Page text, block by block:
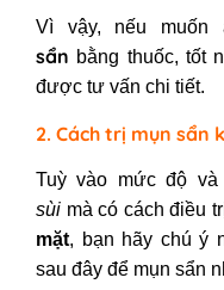
Vì vậy, nếu muốn
sẩn bằng thuốc, tốt
được tư vấn chi tiết.
2. Cách trị mụn sẩn
Tuỳ vào mức độ
sùi mà có cách điều
mặt, bạn hãy chú ý
sau đây để mụn sẩn